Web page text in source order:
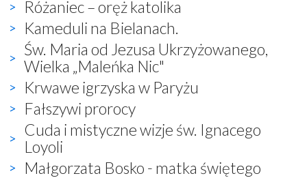
Różaniec – oręż katolika
Kameduli na Bielanach.
Św. Maria od Jezusa Ukrzyżowanego,
Wielka „Maleńka Nic"
Krwawe igrzyska w Paryżu
Fałszywi prorocy
Cuda i mistyczne wizje św. Ignacego
Loyoli
Małgorzata Bosko - matka świętego